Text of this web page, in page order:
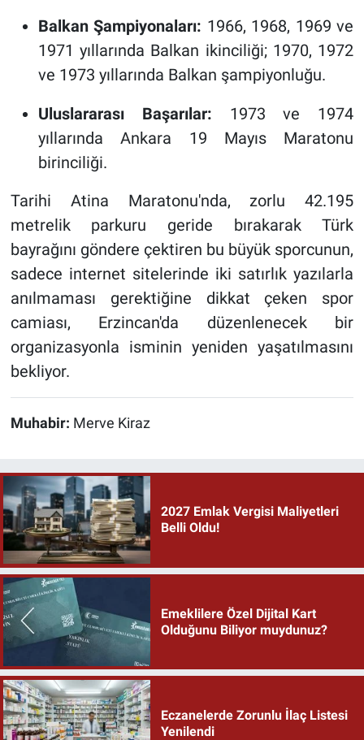
Balkan Şampiyonaları: 1966, 1968, 1969 ve
1971 yıllarında Balkan ikinciliği; 1970, 1972
ve 1973 yıllarında Balkan şampiyonluğu.
Uluslararası Başarılar: 1973 ve 1974
yıllarında Ankara 19 Mayıs Maratonu
birinciliği.
Tarihi Atina Maratonu'nda, zorlu 42.195
metrelik parkuru geride bırakarak Türk
bayrağını göndere çektiren bu büyük sporcunun,
sadece internet sitelerinde iki satırlık yazılarla
anılmaması gerektiğine dikkat çeken spor
camiası, Erzincan'da düzenlenecek bir
organizasyonla isminin yeniden yaşatılmasını
bekliyor.
Muhabir: Merve Kiraz
2027 Emlak Vergisi Maliyetleri
Belli Oldu!
Emeklilere Özel Dijital Kart
Olduğunu Biliyor muydunuz?
Eczanelerde Zorunlu İlaç Listesi
Yenilendi